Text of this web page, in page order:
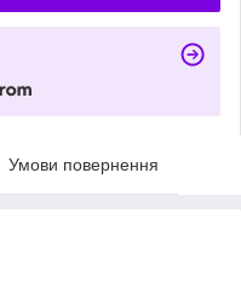
Умови повернення